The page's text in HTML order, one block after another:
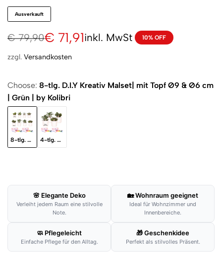
Ausverkauft
€79,90€ 71,91 10% OFF
inkl. MwSt
zzgl. Versandkosten
Choose: 8-tlg. D.I.Y Kreativ Malset| mit Topf Ø9 & Ø6 cm
| Grün | by Kolibri
8-tlg. D.I.Y Kreativ Malset| mit Topf Ø9 & Ø6 cm | Grün | by Kolibri 4-tlg. D.I.Y Kreativ Malset | mit Topf Ø9 cm | Grün | by Kolibri
🌸 Elegante Deko
Verleiht jedem Raum eine stilvolle
Note.
🏡 Wohnraum geeignet
Ideal für Wohnzimmer und
Innenbereiche.
🧼 Pflegeleicht
Einfache Pflege für den Alltag.
🎁 Geschenkidee
Perfekt als stilvolles Präsent.